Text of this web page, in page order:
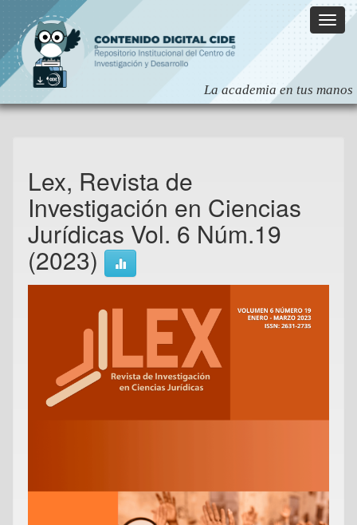
navigation
Lex, Revista de
Investigación en Ciencias
Jurídicas Vol. 6 Núm.19
(2023)